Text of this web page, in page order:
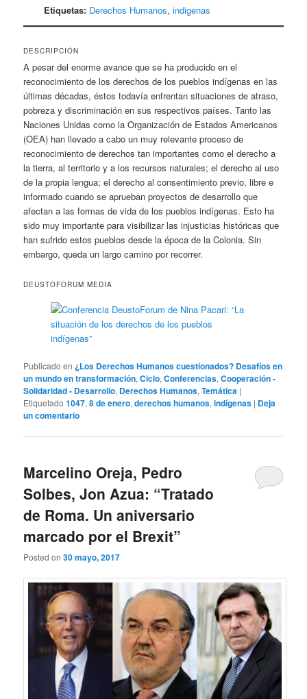
Etiquetas: Derechos Humanos,indigenas
DESCRIPCIÓN
A pesar del enorme avance que se ha producido en el
reconocimiento de los derechos de los pueblos indígenas en las
últimas décadas, éstos todavía enfrentan situaciones de atraso,
pobreza y discriminación en sus respectivos países. Tanto las
Naciones Unidas como la Organización de Estados Americanos
(OEA) han llevado a cabo un muy relevante proceso de
reconocimiento de derechos tan importantes como el derecho a
la tierra, al territorio y a los recursos naturales; el derecho al uso
de la propia lengua; el derecho al consentimiento previo, libre e
informado cuando se aprueban proyectos de desarrollo que
afectan a las formas de vida de los pueblos indígenas. Esto ha
sido muy importante para visibilizar las injusticias históricas que
han sufrido estos pueblos desde la época de la Colonia. Sin
embargo, queda un largo camino por recorrer.
DEUSTOFORUM MEDIA
Publicado en ¿Los Derechos Humanos cuestionados? Desafíos en
un mundo en transformación,Ciclo,Conferencias,Cooperación -
Solidaridad - Desarrollo, Derechos Humanos,Temática |
Etiquetado 1047,8 de enero,derechos humanos,indígenas | Deja
un comentario
Marcelino Oreja, Pedro
Solbes, Jon Azua: “Tratado
de Roma. Un aniversario
marcado por el Brexit”
Posted on30 mayo, 2017